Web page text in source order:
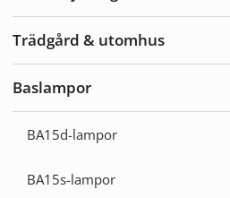
Trädgård & utomhus
Baslampor
BA15d-lampor
BA15s-lampor